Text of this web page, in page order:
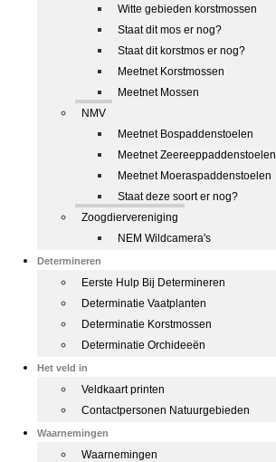
Witte gebieden korstmossen
Staat dit mos er nog?
Staat dit korstmos er nog?
Meetnet Korstmossen
Meetnet Mossen
NMV
Meetnet Bospaddenstoelen
Meetnet Zeereeppaddenstoelen
Meetnet Moeraspaddenstoelen
Staat deze soort er nog?
Zoogdiervereniging
NEM Wildcamera's
Determineren
Eerste Hulp Bij Determineren
Determinatie Vaatplanten
Determinatie Korstmossen
Determinatie Orchideeën
Het veld in
Veldkaart printen
Contactpersonen Natuurgebieden
Waarnemingen
Waarnemingen